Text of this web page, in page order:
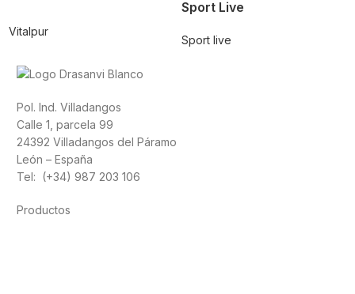
Vitalpur
Sport Live
Sport live
Pol. Ind. Villadangos
Calle 1, parcela 99
24392 Villadangos del Páramo
León – España
Tel: (+34) 987 203 106
Productos